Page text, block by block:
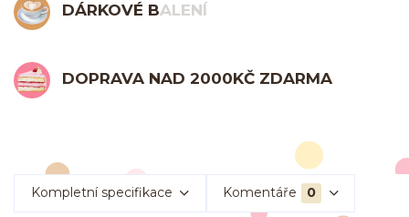
DÁRKOVÉ BALENÍ
DOPRAVA NAD 2000KČ ZDARMA
Kompletní specifikace Komentáře 0